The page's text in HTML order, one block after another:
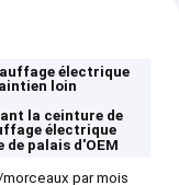
électrique
loin
la ceinture de
électrique
de palais d'OEM
par mois